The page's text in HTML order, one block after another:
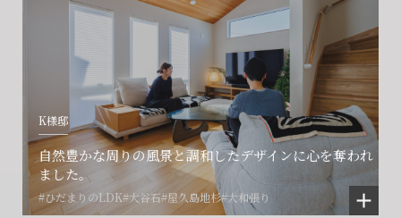
K様邸
自然豊かな周りの風景と調和したデザインに心を奪われ
ました。
#ひだまりのLDK#大谷石#屋久島地杉#大和張り